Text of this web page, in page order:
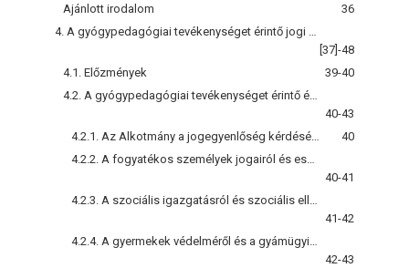
Ajánlott irodalom
36
[37]-48
4.1. Előzmények
39-40
40-43
40
40-41
41-42
42-43